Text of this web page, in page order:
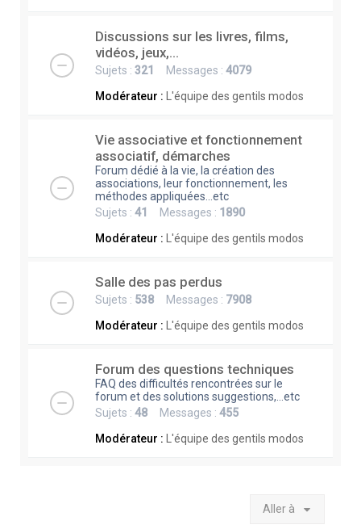
Discussions sur les livres, films,
vidéos, jeux,...
Sujets : 321 Messages : 4079
Modérateur :
L'équipe des gentils modos
Vie associative et fonctionnement
associatif, démarches
Forum dédié à la vie, la création des
associations, leur fonctionnement, les
méthodes appliquées...etc
Sujets : 41 Messages : 1890
Modérateur :
L'équipe des gentils modos
Salle des pas perdus
Sujets : 538 Messages : 7908
Modérateur :
L'équipe des gentils modos
Forum des questions techniques
FAQ des difficultés rencontrées sur le
forum et des solutions suggestions,...etc
Sujets : 48 Messages : 455
Modérateur :
L'équipe des gentils modos
Aller à